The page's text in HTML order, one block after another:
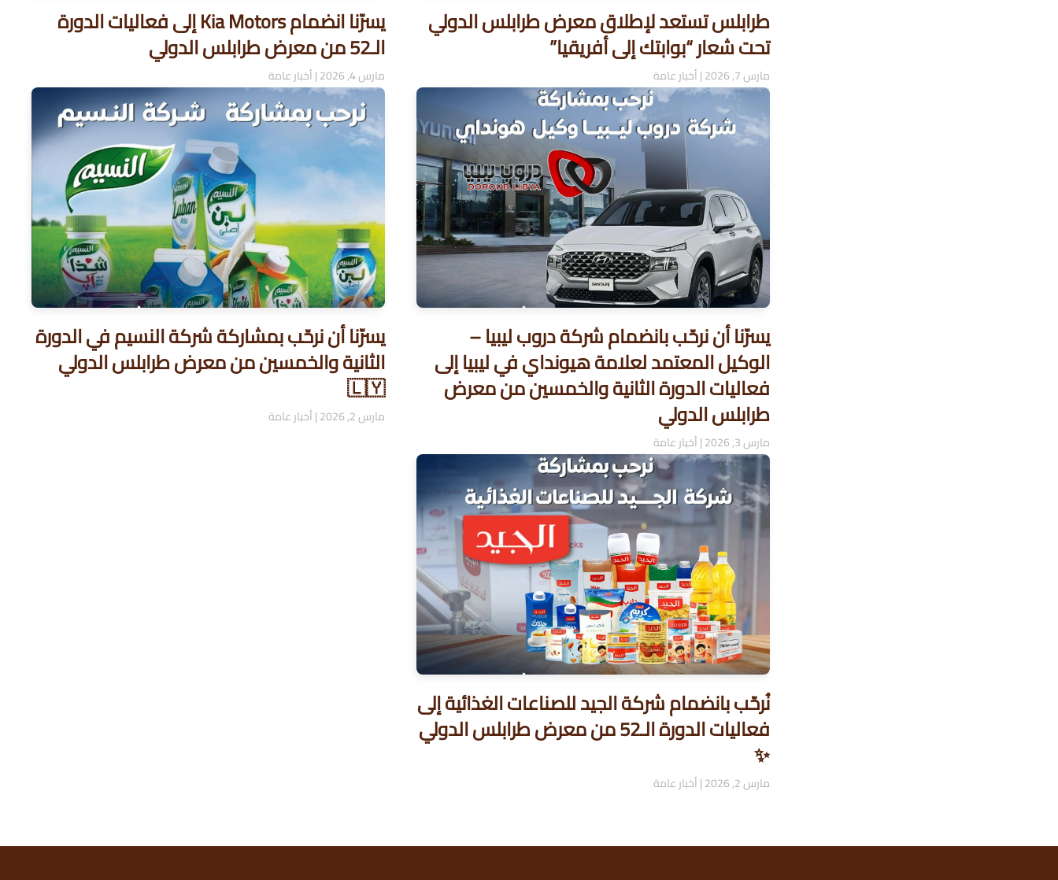
طرابلس تستعد لإطلاق معرض طرابلس الدولي
تحت شعار “بوابتك إلى أفريقيا”
مارس 7, 2026 |أخبار عامة
يسرّنا انضمام Kia Motors إلى فعاليات الدورة
الـ52 من معرض طرابلس الدولي
مارس 4, 2026 |أخبار عامة
يسرّنا أن نرحّب بانضمام شركة دروب ليبيا –
الوكيل المعتمد لعلامة هيونداي في ليبيا إلى
فعاليات الدورة الثانية والخمسين من معرض
طرابلس الدولي
مارس 3, 2026 |أخبار عامة
يسرّنا أن نرحّب بمشاركة شركة النسيم في الدورة
الثانية والخمسين من معرض طرابلس الدولي
🇱🇾
مارس 2, 2026 |أخبار عامة
نُرحّب بانضمام شركة الجيد للصناعات الغذائية إلى
فعاليات الدورة الـ52 من معرض طرابلس الدولي
✨
مارس 2, 2026 |أخبار عامة